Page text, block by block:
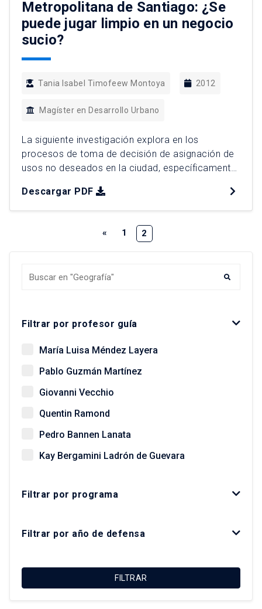
Filtrar por profesor guía
María Luisa Méndez Layera
Pablo Guzmán Martínez
Giovanni Vecchio
Quentin Ramond
Pedro Bannen Lanata
Kay Bergamini Ladrón de Guevara
Óscar Figueroa Monsalve
Macarena Ibarra Alonso
Christian Matus Madrid
Filtrar por programa
Filtrar por año de defensa
FILTRAR
Metropolitana de Santiago: ¿Se
puede jugar limpio en un negocio
sucio?
Tania Isabel Timofeew Montoya 2012
Magíster en Desarrollo Urbano
La siguiente investigación explora en los
procesos de toma de decisión de asignación de
usos no deseados en la ciudad, específicamente
rellenos sanitarios Loma Los Colorados, Santa
Marta y Santiago Poniente. Se estudia la
normativa que rige la localización de este tipo de
infraestructura; se indaga también en […]
Descargar PDF
« 1 2